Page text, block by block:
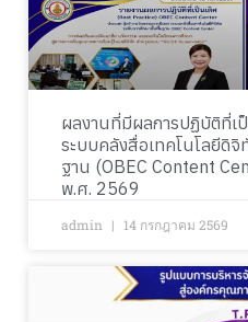
ผลงานที่มีผลการปฏิบัติที่เ
ระบบคลังสื่อเทคโนโลยีดิ
ฐาน (OBEC Content
พ.ศ. 2569
admin 14 กรกฎาคม 2569